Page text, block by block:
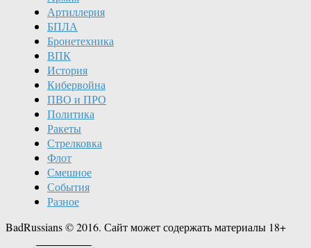
Артиллерия
БПЛА
Бронетехника
ВПК
История
Кибервойна
ПВО и ПРО
Политика
Ракеты
Стрелковка
Флот
Смешное
События
Разное
BadRussians © 2016. Сайт может содержать материалы 18+